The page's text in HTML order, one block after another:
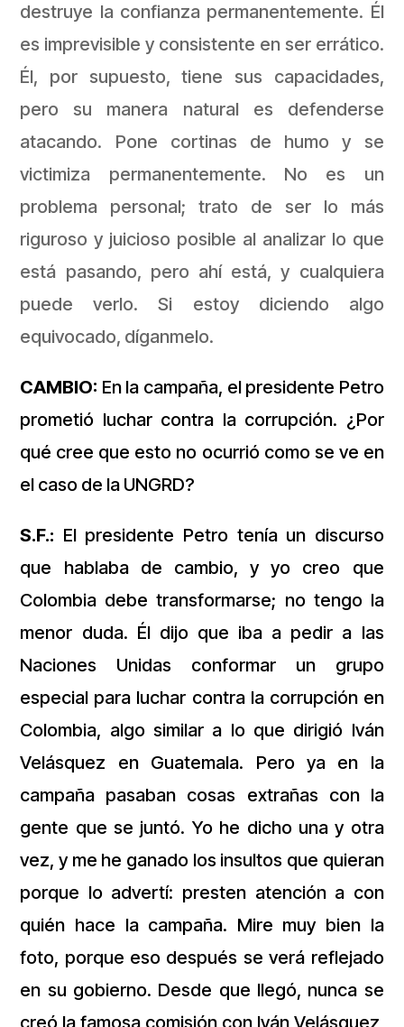
destruye la confianza permanentemente. Él
es imprevisible y consistente en ser errático.
Él, por supuesto, tiene sus capacidades,
pero su manera natural es defenderse
atacando. Pone cortinas de humo y se
victimiza permanentemente. No es un
problema personal; trato de ser lo más
riguroso y juicioso posible al analizar lo que
está pasando, pero ahí está, y cualquiera
puede verlo. Si estoy diciendo algo
equivocado, díganmelo.
CAMBIO: En la campaña, el presidente Petro
prometió luchar contra la corrupción. ¿Por
qué cree que esto no ocurrió como se ve en
el caso de la UNGRD?
S.F.: El presidente Petro tenía un discurso
que hablaba de cambio, y yo creo que
Colombia debe transformarse; no tengo la
menor duda. Él dijo que iba a pedir a las
Naciones Unidas conformar un grupo
especial para luchar contra la corrupción en
Colombia, algo similar a lo que dirigió Iván
Velásquez en Guatemala. Pero ya en la
campaña pasaban cosas extrañas con la
gente que se juntó. Yo he dicho una y otra
vez, y me he ganado los insultos que quieran
porque lo advertí: presten atención a con
quién hace la campaña. Mire muy bien la
foto, porque eso después se verá reflejado
en su gobierno. Desde que llegó, nunca se